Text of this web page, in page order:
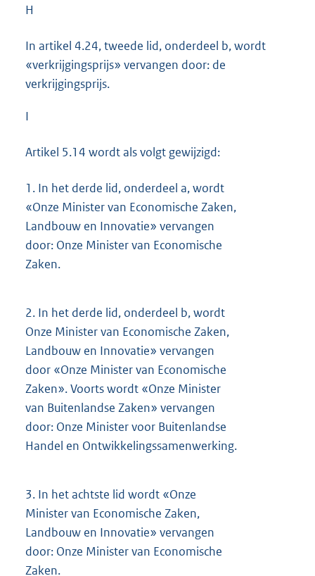
H
In artikel 4.24, tweede lid, onderdeel b, wordt
«verkrijgingsprijs» vervangen door: de
verkrijgingsprijs.
I
Artikel 5.14 wordt als volgt gewijzigd:
1. In het derde lid, onderdeel a, wordt
«Onze Minister van Economische Zaken,
Landbouw en Innovatie» vervangen
door: Onze Minister van Economische
Zaken.
2. In het derde lid, onderdeel b, wordt
Onze Minister van Economische Zaken,
Landbouw en Innovatie» vervangen
door «Onze Minister van Economische
Zaken». Voorts wordt «Onze Minister
van Buitenlandse Zaken» vervangen
door: Onze Minister voor Buitenlandse
Handel en Ontwikkelingssamenwerking.
3. In het achtste lid wordt «Onze
Minister van Economische Zaken,
Landbouw en Innovatie» vervangen
door: Onze Minister van Economische
Zaken.